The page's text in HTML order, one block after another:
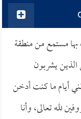
مستمع من منطقة
يشربون
أيام ما كنت أدخن
لله تعالى، وأنا